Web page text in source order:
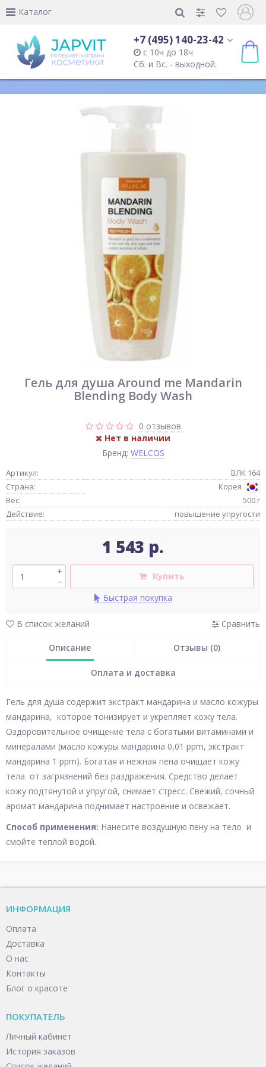
Каталог
+7 (495) 140-23-42
с 10ч до 18ч
Сб. и Вс. - выходной.
Гель для душа Around me Mandarin
Blending Body Wash
0 отзывов
Нет в наличии
Бренд: WELCOS
Артикул:
ВЛК 164
Страна:
Корея
Вес:
500 г
Действие:
повышение упругости
1 543 р.
–
+
Купить
Быстрая покупка
В список желаний Сравнить
Описание Отзывы (0)
Оплата и доставка
Гель для душа содержит экстракт мандарина и масло кожуры
мандарина, которое тонизирует и укрепляет кожу тела.
Оздоровительное очищение тела с богатыми витаминами и
минералами (масло кожуры мандарина 0,01 ppm, экстракт
мандарина 1 ppm). Богатая и нежная пена очищает кожу
тела от загрязнений без раздражения. Средство делает
кожу подтянутой и упругой, снимает стресс. Свежий, сочный
аромат мандарина поднимает настроение и освежает.
Способ применения: Нанесите воздушную пену на тело и
смойте теплой водой.
ИНФОРМАЦИЯ
Оплата
Доставка
О нас
Контакты
Блог о красоте
ПОКУПАТЕЛЬ
Личный кабинет
История заказов